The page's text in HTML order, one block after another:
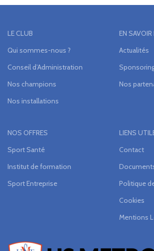
LE CLUB
Qui sommes-nous ?
Conseil d’Administration
Nos champions
Nos installations
EN
Actualités
Nos
NOS OFFRES
Sport Santé
Institut de formation
Sport Entreprise
LIENS
Contact
Politique
Cookies
Mentions